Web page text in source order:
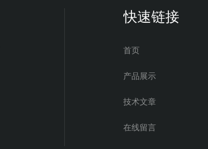
快速链接
首页
产品展示
技术文章
在线留言